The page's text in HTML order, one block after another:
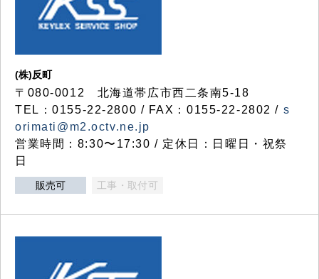
(株)反町
〒080-0012 北海道帯広市西二条南5-18
TEL：0155-22-2800 / FAX：0155-22-2802 / s
orimati@m2.octv.ne.jp
営業時間：8:30〜17:30 / 定休日：日曜日・祝祭
日
販売可 工事・取付可